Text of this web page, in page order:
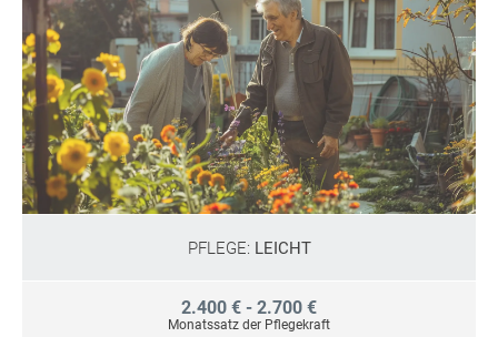
PFLEGE: LEICHT
2.400 € - 2.700 €
Monatssatz der Pflegekraft